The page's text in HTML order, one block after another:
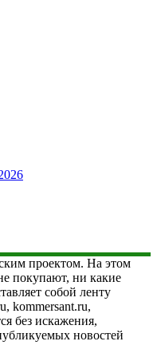
проектом. На этом
покупают, ни какие
собой ленту
kommersant.ru,
без искажения,
новостей